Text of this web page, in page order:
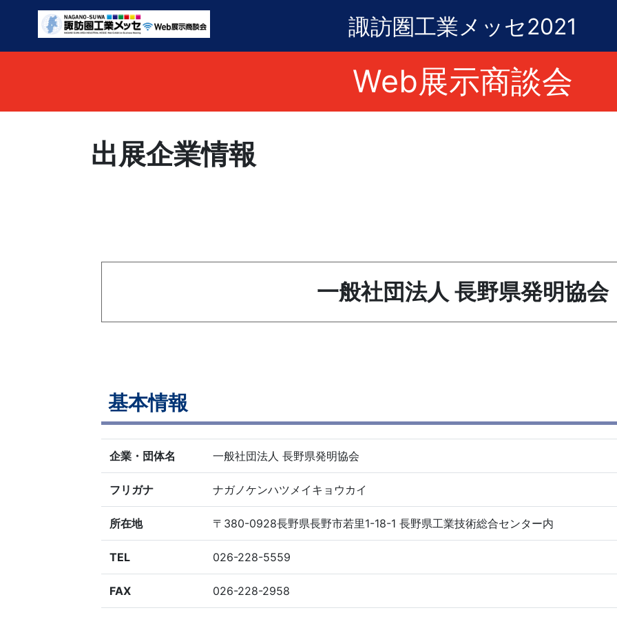
諏訪圏工業メッセ2021
Web展示商談会
出展企業情報
一般社団法人 長野県発明協会
基本情報
企業・団体名 一般社団法人 長野県発明協会
フリガナ ナガノケンハツメイキョウカイ
所在地 〒380-0928長野県長野市若里1-18-1 長野県工業技術総合センター内
TEL 026-228-5559
FAX 026-228-2958